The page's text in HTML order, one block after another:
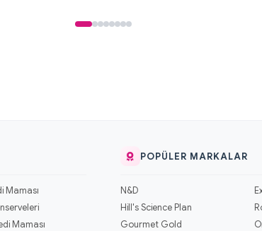
Maması
Maması
POPÜLER MARKALAR
N&D
Hill's Science Plan
Gourmet Gold